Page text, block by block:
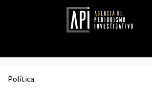
Política